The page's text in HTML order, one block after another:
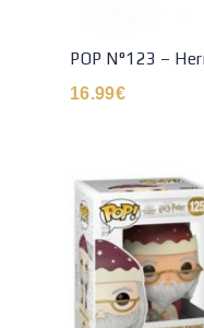
POP N°123 –
16.99€